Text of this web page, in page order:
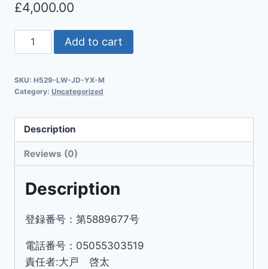
£4,000.00
Add to cart
SKU: H529-LW-JD-YX-M
Category: Uncategorized
Description
Reviews (0)
Description
登録番号：第5889677号
電話番号：05055303519
責任者:大戸 啓太